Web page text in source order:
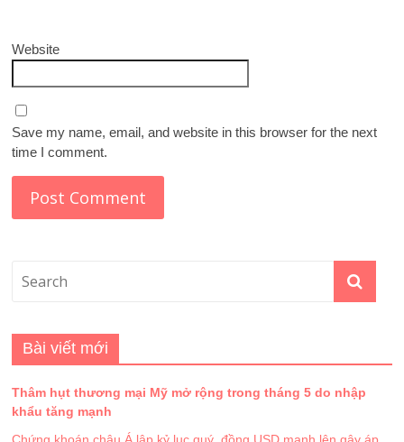
Website
Save my name, email, and website in this browser for the next
time I comment.
Bài viết mới
Thâm hụt thương mại Mỹ mở rộng trong tháng 5 do nhập
khẩu tăng mạnh